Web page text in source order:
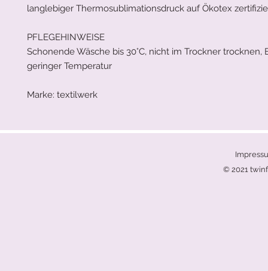
langlebiger Thermosublimationsdruck auf Ökotex
PFLEGEHINWEISE
Schonende Wäsche bis 30°C, nicht im Trockner trocknen,
geringer Temperatur
Marke: textilwerk
© 2021